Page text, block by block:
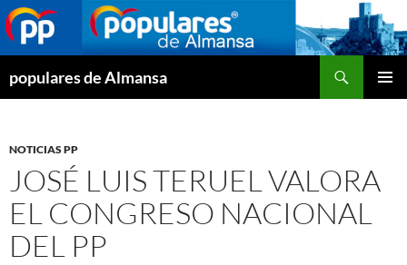
populares de Almansa
NOTICIAS PP
JOSÉ LUIS TERUEL VALORA
EL CONGRESO NACIONAL
DEL PP